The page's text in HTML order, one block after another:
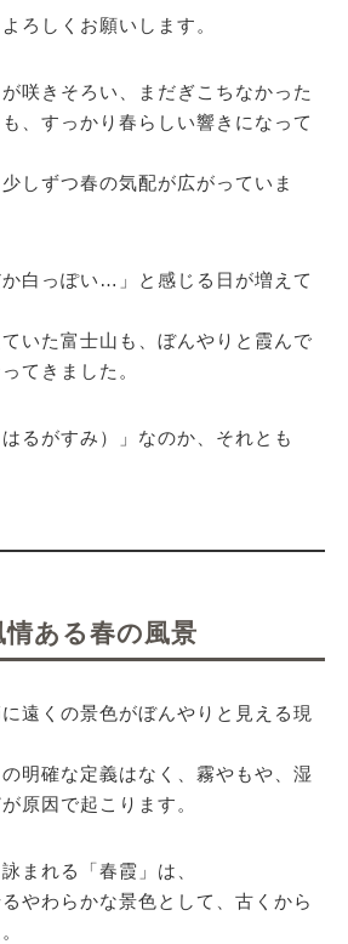
ろしくお願いします。
咲きそろい、まだぎこちなかった
、すっかり春らしい響きになって
しずつ春の気配が広がっていま
白っぽい…」と感じる日が増えて
いた富士山も、ぼんやりと霞んで
てきました。
はるがすみ）」なのか、それとも
ある春の風景
遠くの景色がぼんやりと見える現
明確な定義はなく、霧やもや、湿
原因で起こります。
まれる「春霞」は、
やわらかな景色として、古くから